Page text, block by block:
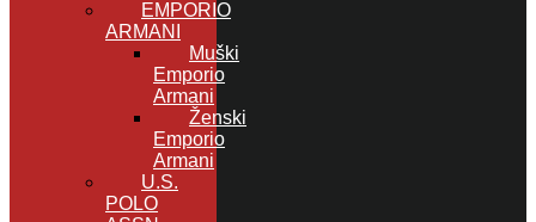
EMPORIO
ARMANI
Muški
Emporio
Armani
Ženski
Emporio
Armani
U.S.
POLO